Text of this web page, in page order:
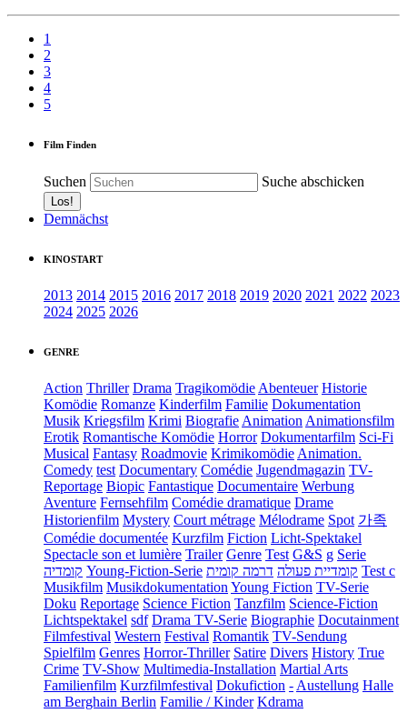
1
2
3
4
5
Film Finden
Suchen Suche abschicken
Demnächst
KINOSTART
2013 2014 2015 2016 2017 2018 2019 2020 2021 2022 2023
2024 2025 2026
GENRE
Action Thriller Drama Tragikomödie Abenteuer Historie
Komödie Romanze Kinderfilm Familie Dokumentation
Musik Kriegsfilm Krimi Biografie Animation Animationsfilm
Erotik Romantische Komödie Horror Dokumentarfilm Sci-Fi
Musical Fantasy Roadmovie Krimikomödie Animation.
Comedy test Documentary Comédie Jugendmagazin TV-
Reportage Biopic Fantastique Documentaire Werbung
Aventure Fernsehfilm Comédie dramatique Drame
Historienfilm Mystery Court métrage Mélodrame Spot 가족
Comédie documentée Kurzfilm Fiction Licht-Spektakel
Spectacle son et lumière Trailer Genre Test G&S g Serie
קומדיה Young-Fiction-Serie קומדיית פעולה דרמה קומית
Test c
Musikfilm Musikdokumentation Young Fiction TV-Serie
Doku Reportage Science Fiction Tanzfilm Science-Fiction
Lichtspektakel sdf Drama TV-Serie Biographie Docutainment
Filmfestival Western Festival Romantik TV-Sendung
Spielfilm Genres Horror-Thriller Satire Divers History True
Crime TV-Show Multimedia-Installation Martial Arts
Familienfilm Kurzfilmfestival Dokufiction - Austellung Halle
am Berghain Berlin Familie / Kinder Kdrama